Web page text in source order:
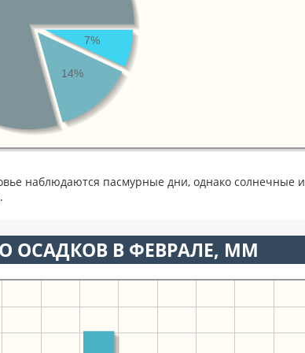
7%
14%
наблюдаются пасмурные дни, однако солнечные и
ОСАДКОВ В ФЕВРАЛЕ, ММ